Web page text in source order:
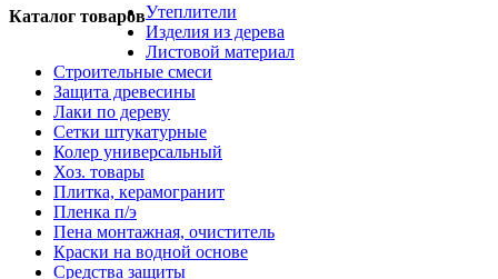
Каталог товаровУтеплители
Изделия из дерева
Листовой материал
Строительные смеси
Защита древесины
Лаки по дереву
Сетки штукатурные
Колер универсальный
Хоз. товары
Плитка, керамогранит
Пленка п/э
Пена монтажная, очиститель
Краски на водной основе
Средства защиты